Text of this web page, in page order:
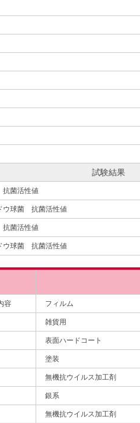
試験結果
菌活性値
ウ球菌 抗菌活性値
菌活性値
ウ球菌 抗菌活性値
容 フィルム
雑貨用
表面ハードコート
塗装
無機抗ウイルス加工剤
銀系
無機抗ウイルス加工剤